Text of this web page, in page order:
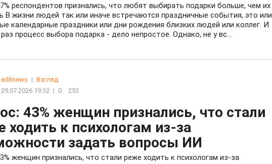
респондентов признались, что любят выбирать подарки больше, чем их
В жизни людей так или иначе встречаются праздничные события, это или
календарные праздники или дни рождения близких людей или коллег. И
процесс выбора подарка - дело непростое. Однако, не у вс...
editnews | Взгляд
29.07.2026 19:32 | 0 253
43% женщин признались, что стали
ходить к психологам из-за
задать вопросы ИИ
женщин признались, что стали реже ходить к психологам из-за